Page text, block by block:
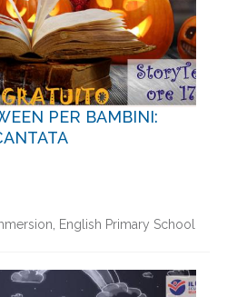
PER BAMBINI:
English Primary School